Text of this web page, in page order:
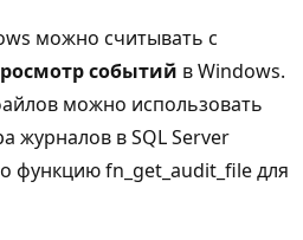
можно считывать с
событий в Windows.
можно использовать
журналов в SQL Server
функциюfn_get_audit_fileдля